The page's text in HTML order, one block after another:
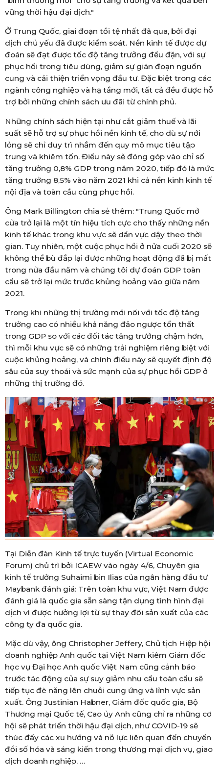
vững thời hậu đại dịch."
Ở Trung Quốc, giai đoạn tồi tệ nhất đã qua, bởi đại
dịch chủ yếu đã được kiểm soát. Nền kinh tế được dự
đoán sẽ đạt được tốc độ tăng trưởng đều đặn, với sự
phục hồi trong tiêu dùng, giảm sự gián đoạn nguồn
cung và cải thiện triển vọng đầu tư. Đặc biệt trong các
ngành công nghiệp và hạ tầng mới, tất cả đều được hỗ
trợ bởi những chính sách ưu đãi từ chính phủ.
Những chính sách hiện tại như cắt giảm thuế và lãi
suất sẽ hỗ trợ sự phục hồi nền kinh tế, cho dù sự nới
lỏng sẽ chỉ duy trì nhắm đến quy mô mục tiêu tập
trung và khiêm tốn. Điều này sẽ đóng góp vào chỉ số
tăng trưởng 0,8% GDP trong năm 2020, tiếp đó là mức
tăng trưởng 8,5% vào năm 2021 khi cả nền kinh kinh tế
nội địa và toàn cầu cùng phục hồi.
Ông Mark Billington chia sẻ thêm: "Trung Quốc mở
cửa trở lại là một tín hiệu tích cực cho thấy những nền
kinh tế khác trong khu vực sẽ dần vực dậy theo thời
gian. Tuy nhiên, một cuộc phục hồi ở nửa cuối 2020 sẽ
không thể bù đắp lại được những hoạt động đã bị mất
trong nửa đầu năm và chúng tôi dự đoán GDP toàn
cầu sẽ trở lại mức trước khủng hoảng vào giữa năm
2021.
Trong khi những thị trường mới nổi với tốc độ tăng
trưởng cao có nhiều khả năng đảo ngược tổn thất
trong GDP so với các đối tác tăng trưởng chậm hơn,
thì mỗi khu vực sẽ có những trải nghiệm riêng biệt với
cuộc khủng hoảng, và chính điều này sẽ quyết định độ
sâu của suy thoái và sức mạnh của sự phục hồi GDP ở
những thị trường đó.
Tại Diễn đàn Kinh tế trực tuyến (Virtual Economic
Forum) chủ trì bởi ICAEW vào ngày 4/6, Chuyên gia
kinh tế trưởng Suhaimi bin Ilias của ngân hàng đầu tư
Maybank đánh giá: Trên toàn khu vực, Việt Nam được
đánh giá là quốc gia sẵn sàng tận dụng tình hình đại
dịch vì được hưởng lợi từ sự thay đổi sản xuất của các
công ty đa quốc gia.
Mặc dù vậy, ông Christopher Jeffery, Chủ tịch Hiệp hội
doanh nghiệp Anh quốc tại Việt Nam kiêm Giám đốc
học vụ Đại học Anh quốc Việt Nam cũng cảnh báo
trước tác động của sự suy giảm nhu cầu toàn cầu sẽ
tiếp tục đè năng lên chuỗi cung ứng và lĩnh vực sản
xuất. Ông Justinian Habner, Giám đốc quốc gia, Bộ
Thương mại Quốc tế, Cao ủy Anh cũng chỉ ra những cơ
hội sẽ phát triển thời hậu đại dịch, như COVID-19 sẽ
thúc đẩy các xu hướng và nỗ lực liên quan đến chuyển
đổi số hóa và sáng kiến trong thương mại dịch vụ, giao
dịch doanh nghiệp, …